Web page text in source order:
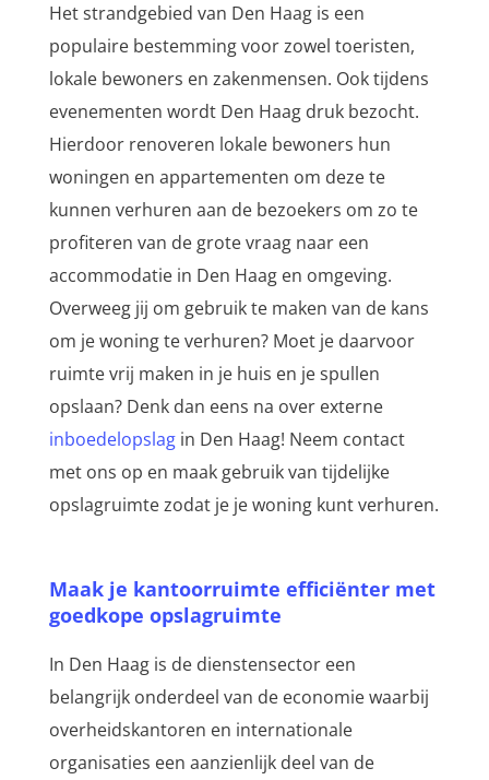
Het strandgebied van Den Haag is een
populaire bestemming voor zowel toeristen,
lokale bewoners en zakenmensen. Ook tijdens
evenementen wordt Den Haag druk bezocht.
Hierdoor renoveren lokale bewoners hun
woningen en appartementen om deze te
kunnen verhuren aan de bezoekers om zo te
profiteren van de grote vraag naar een
accommodatie in Den Haag en omgeving.
Overweeg jij om gebruik te maken van de kans
om je woning te verhuren? Moet je daarvoor
ruimte vrij maken in je huis en je spullen
opslaan? Denk dan eens na over externe
inboedelopslagin Den Haag! Neem contact
met ons op en maak gebruik van tijdelijke
opslagruimte zodat je je woning kunt verhuren.
Maak je kantoorruimte efficiënter met
goedkope opslagruimte
In Den Haag is de dienstensector een
belangrijk onderdeel van de economie waarbij
overheidskantoren en internationale
organisaties een aanzienlijk deel van de